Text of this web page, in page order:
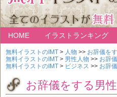
HOME イラストランキング
無料イラストのIMT > 人物 >> お辞儀を
無料イラストのIMT > 男性人物 >> お辞
無料イラストのIMT > ビジネス >> お辞
お辞儀をする男